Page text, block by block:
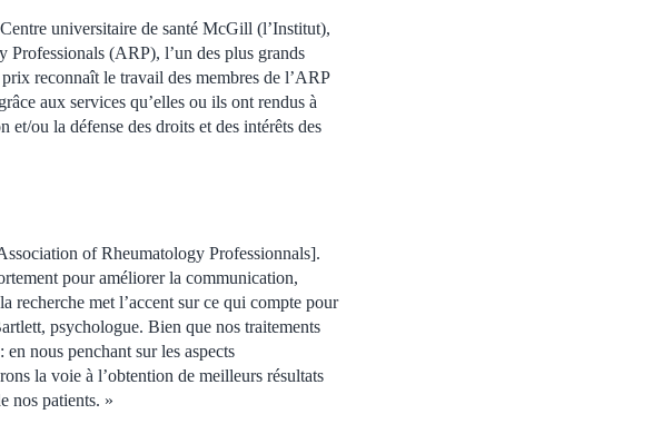
universitaire de santé McGill (l’Institut),
(ARP), l’un des plus grands
reconnaît le travail des membres de l’ARP
aux services qu’elles ou ils ont rendus à
ou la défense des droits et des intérêts des
of Rheumatology Professionnals].
pour améliorer la communication,
recherche met l’accent sur ce qui compte pour
psychologue. Bien que nos traitements
nous penchant sur les aspects
la voie à l’obtention de meilleurs résultats
nos patients. »